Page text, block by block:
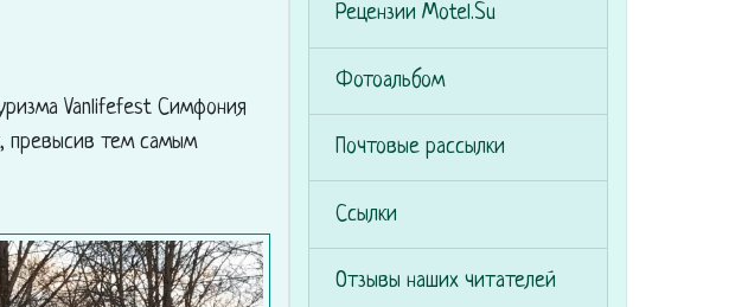
Vanlifefest Симфония
превысив тем самым
Рецензии Motel.Su
Фотоальбом
Почтовые рассылки
Ссылки
Отзывы наших читателей